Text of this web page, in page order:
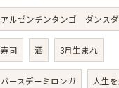
アルゼンチンタンゴ ダンス
寿司 酒 3月生まれ
バースデーミロンガ 人生